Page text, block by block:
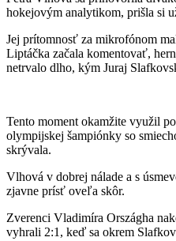
hokejovým analytikom, prišla si
Jej prítomnosť za mikrofónom
Liptáčka začala komentovať,
netrvalo dlho, kým Juraj
Tento moment okamžite využil
olympijskej šampiónky so
skrývala.
Vlhová v dobrej nálade a s
zjavne prísť oveľa skôr.
Zverenci Vladimíra Országha
vyhrali 2:1, keď sa okrem